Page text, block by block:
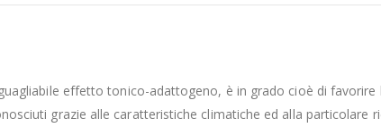
effetto tonico-adattogeno, è in grado cioè di
grazie alle caratteristiche climatiche ed alla particolare